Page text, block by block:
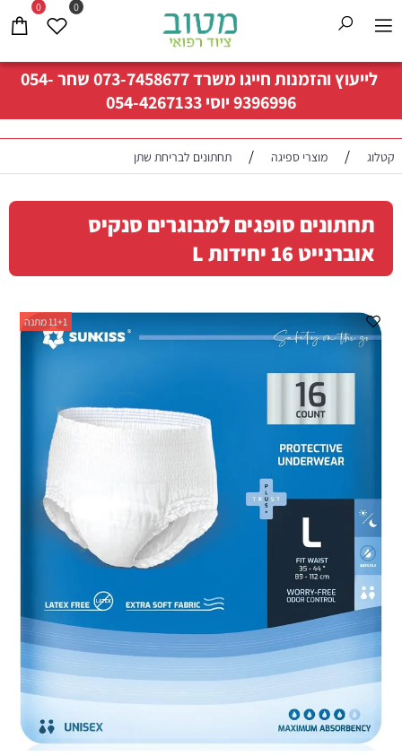
לייעוץ והזמנות חייגו משרד073-7458677שחר054-
9396996יוסי054-4267133
0 0
קטלוג / מוצרי ספיגה / תחתונים לבריחת שתן
תחתונים סופגים למבוגרים סנקיס
אוברנייט 16 יחידות L
11+1 מתנה